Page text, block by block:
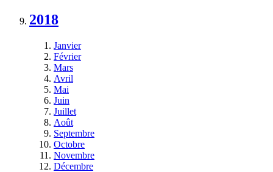
2018
Janvier
Février
Mars
Avril
Mai
Juin
Juillet
Août
Septembre
Octobre
Novembre
Décembre